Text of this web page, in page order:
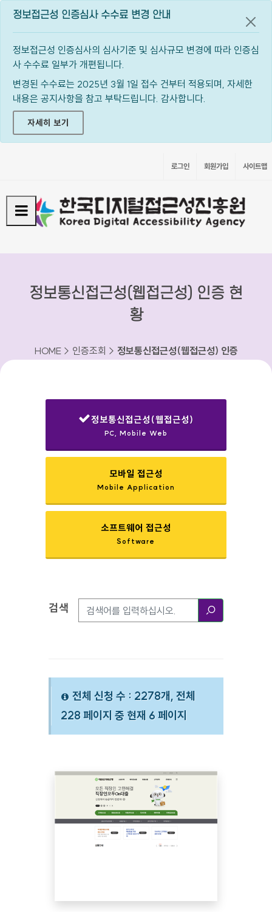
정보접근성 인증심사 수수료 변경 안내
정보접근성 인증심사의 심사기준 및 심사규모 변경에 따라 인증심
사 수수료 일부가 개편됩니다.
변경된 수수료는 2025년 3월 1일 접수 건부터 적용되며, 자세한
내용은 공지사항을 참고 부탁드립니다. 감사합니다.
자세히 보기
공지
로그인 회원가입 사이트맵
정보통신접근성(웹접근성) 인증 현
황
HOME > 인증조회 > 정보통신접근성(웹접근성) 인증
정보통신접근성(웹접근성)
PC, Mobile Web
모바일 접근성
Mobile Application
소프트웨어 접근성
Software
검색옵션
검색
전체 신청 수 : 2278개, 전체
228 페이지 중 현재 6 페이지